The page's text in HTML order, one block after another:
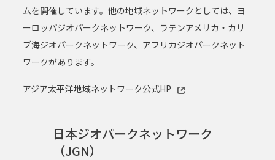
ムを開催しています。他の地域ネットワークとしては、ヨ
ーロッパジオパークネットワーク、ラテンアメリカ・カリ
ブ海ジオパークネットワーク、アフリカジオパークネット
ワークがあります。
アジア太平洋地域ネットワーク公式HP
日本ジオパークネットワーク
（JGN）